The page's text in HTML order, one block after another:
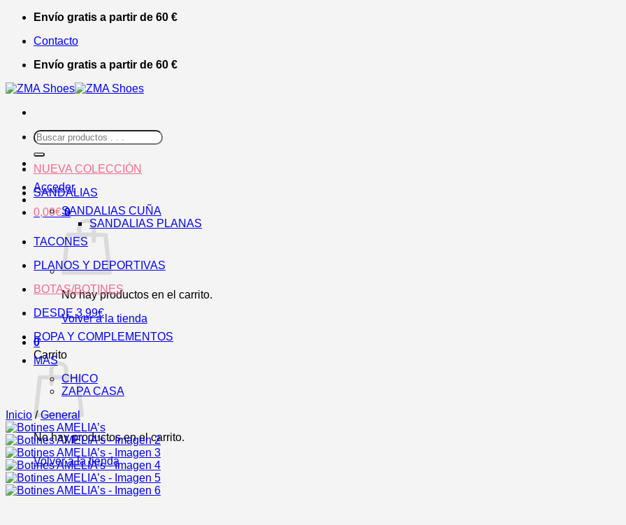
Saltar
contenido
Envío gratis a partir de 60 €
Contacto
Envío gratis a partir de 60 €
Buscar
por:
Acceder
0,00€ 0
No hay productos en el carrito.
Volver a la tienda
0
Carrito
No hay productos en el carrito.
Volver a la tienda
NUEVA COLECCIÓN
SANDALIAS
SANDALIAS CUÑA
SANDALIAS PLANAS
TACONES
PLANOS Y DEPORTIVAS
BOTAS/BOTINES
DESDE 3,99€
ROPA Y COMPLEMENTOS
MÁS
CHICO
ZAPA CASA
Inicio / General